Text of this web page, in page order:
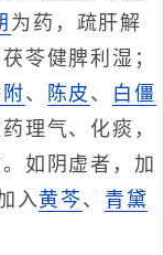
为药，疏肝解
苓健脾利湿；
、 陈皮 、 白僵
理气、化痰，
如阴虚者，加
入黄芩、 青黛